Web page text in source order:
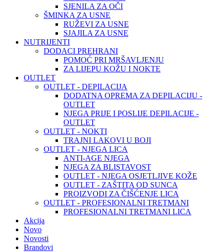
SJENILA ZA OČI
ŠMINKA ZA USNE
RUŽEVI ZA USNE
SJAJILA ZA USNE
NUTRIJENTI
DODACI PREHRANI
POMOĆ PRI MRŠAVLJENJU
ZA LIJEPU KOŽU I NOKTE
OUTLET
OUTLET - DEPILACIJA
DODATNA OPREMA ZA DEPILACIJU -
OUTLET
NJEGA PRIJE I POSLIJE DEPILACIJE -
OUTLET
OUTLET - NOKTI
TRAJNI LAKOVI U BOJI
OUTLET - NJEGA LICA
ANTI-AGE NJEGA
NJEGA ZA BLISTAVOST
OUTLET - NJEGA OSJETLJIVE KOŽE
OUTLET - ZAŠTITA OD SUNCA
PROIZVODI ZA ČIŠĆENJE LICA
OUTLET - PROFESIONALNI TRETMANI
PROFESIONALNI TRETMANI LICA
Akcija
Novo
Novosti
Brandovi